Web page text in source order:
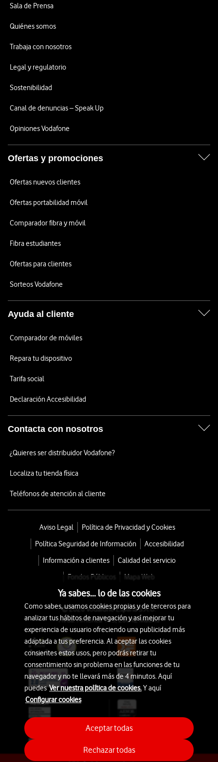
Sala de Prensa
Quiénes somos
Trabaja con nosotros
Legal y regulatorio
Sostenibilidad
Canal de denuncias – Speak Up
Opiniones Vodafone
Ofertas y promociones
Ofertas nuevos clientes
Ofertas portabilidad móvil
Comparador fibra y móvil
Fibra estudiantes
Ofertas para clientes
Sorteos Vodafone
Ayuda al cliente
Comparador de móviles
Repara tu dispositivo
Tarifa social
Declaración Accesibilidad
Contacta con nosotros
¿Quieres ser distribuidor Vodafone?
Localiza tu tienda física
Teléfonos de atención al cliente
Aviso Legal
Política de Privacidad y Cookies
Política Seguridad de Información
Accesibilidad
Información a clientes
Calidad del servicio
Fondos Públicos
Mapa Web
© 2026 Vodafone España S.A.U.
Avda. América 115, 28042 Madrid
Ya sabes... lo de las cookies
Como sabes, usamos cookies propias y de terceros para
analizar tus hábitos de navegación y así mejorar tu
experiencia de usuario ofreciendo una publicidad más
adaptada a tus preferencia. Al aceptar las cookies
consientes estos usos, pero podrás retirar tu
consentimiento sin problema en las funciones de tu
navegador y no te llevará más de 4 minutos. Aquí
puedesVer nuestra política de cookies.Y aquí
Configurar cookies
Rechazar todas
Aceptar todas